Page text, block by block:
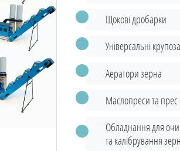
Щокові дробарки
Універсальні
Аератори зерна
Маслопреси та прес
Обладнання для
та калібрування